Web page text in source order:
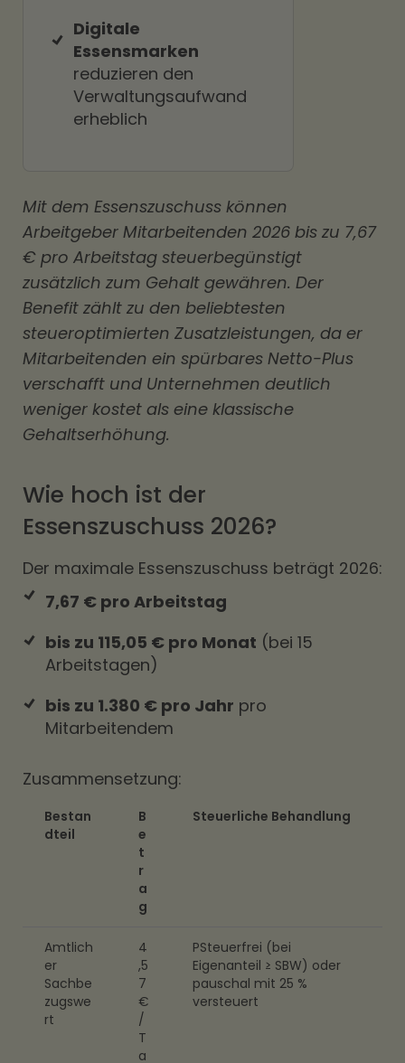
Digitale
Essensmarken
reduzieren den
Verwaltungsaufwand
erheblich
Mit dem Essenszuschuss können
Arbeitgeber Mitarbeitenden 2026 bis zu 7,67
€ pro Arbeitstag steuerbegünstigt
zusätzlich zum Gehalt gewähren. Der
Benefit zählt zu den beliebtesten
steueroptimierten Zusatzleistungen, da er
Mitarbeitenden ein spürbares Netto-Plus
verschafft und Unternehmen deutlich
weniger kostet als eine klassische
Gehaltserhöhung.
Wie hoch ist der
Essenszuschuss 2026?
Der maximale Essenszuschuss beträgt 2026:
7,67 € pro Arbeitstag
bis zu 115,05 € pro Monat (bei 15
Arbeitstagen)
bis zu 1.380 € pro Jahr pro
Mitarbeitendem
Zusammensetzung:
Bestan
dteil
B
e
t
r
a
g
Steuerliche Behandlung
Amtlich
er
Sachbe
zugswe
rt
4
,5
7
€
/
T
a
PSteuerfrei (bei
Eigenanteil ≥ SBW) oder
pauschal mit 25 %
versteuert